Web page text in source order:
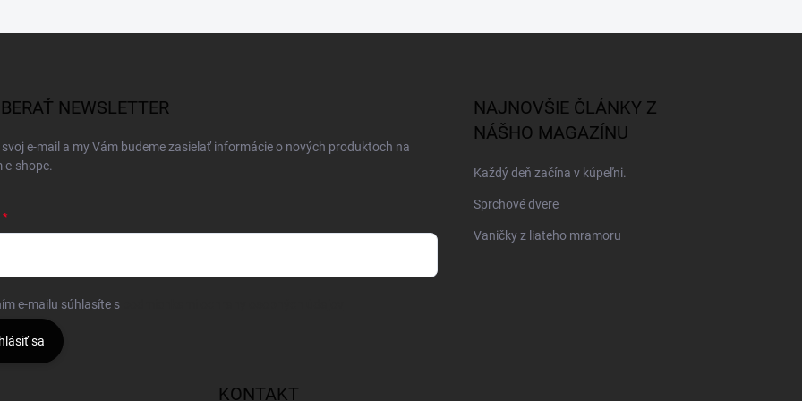
NEWSLETTER
e-mail a my Vám budeme zasielať informácie o nových produktoch na
e-shope.
e-mailu súhlasíte s
sa
NAJNOVŠIE ČLÁNKY Z
NÁŠHO MAGAZÍNU
Každý deň začína v kúpeľni.
Sprchové dvere
Vaničky z liateho mramoru
KONTAKT